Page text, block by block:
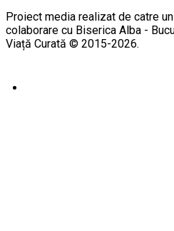
Proiect media realizat de catre
colaborare cu Biserica Alba -
Viață Curată © 2015-2026.